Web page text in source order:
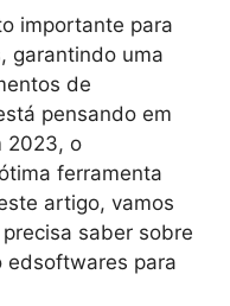
importante para
garantindo uma
de
pensando em
2023, o
ferramenta
artigo, vamos
saber sobre
edsoftwares para